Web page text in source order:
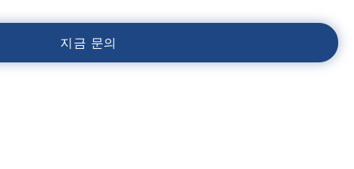
지금 문의